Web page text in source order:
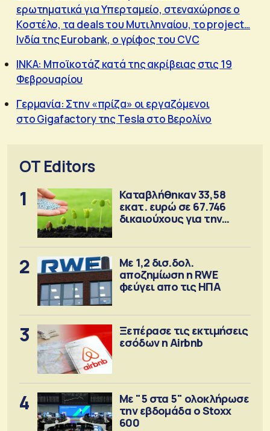
ερωτηματικά για Υπερταμείο, στεναχώρησε ο
Κοστέλο, τα deals του Μυτιληναίου, το project…
Ινδία της Eurobank, o γρίφος του CVC
ΙΝΚΑ: Μποϊκοτάζ κατά της ακρίβειας στις 19
Φεβρουαρίου
Γερμανία: Στην «πρίζα» οι εργαζόμενοι
στο Gigafactory της Tesla στο Βερολίνο
OT Editors
1
Καταβλήθηκαν 33,58
εκατ. ευρώ σε 67.746
δικαιούχους για την
2
Με 1,2 δισ.δολ.
αποζημίωση η RWE
φεύγει απο τις ΗΠΑ
3
Ξεπέρασε τις εκτιμήσεις
εσόδων η Airbnb
4
Με "5 στα 5" ολοκλήρωσε
την εβδομάδα ο Stoxx
600